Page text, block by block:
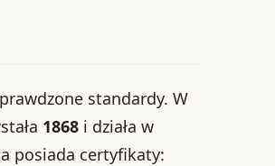
standardy. W
1868 i działa w
posiada certyfikaty: